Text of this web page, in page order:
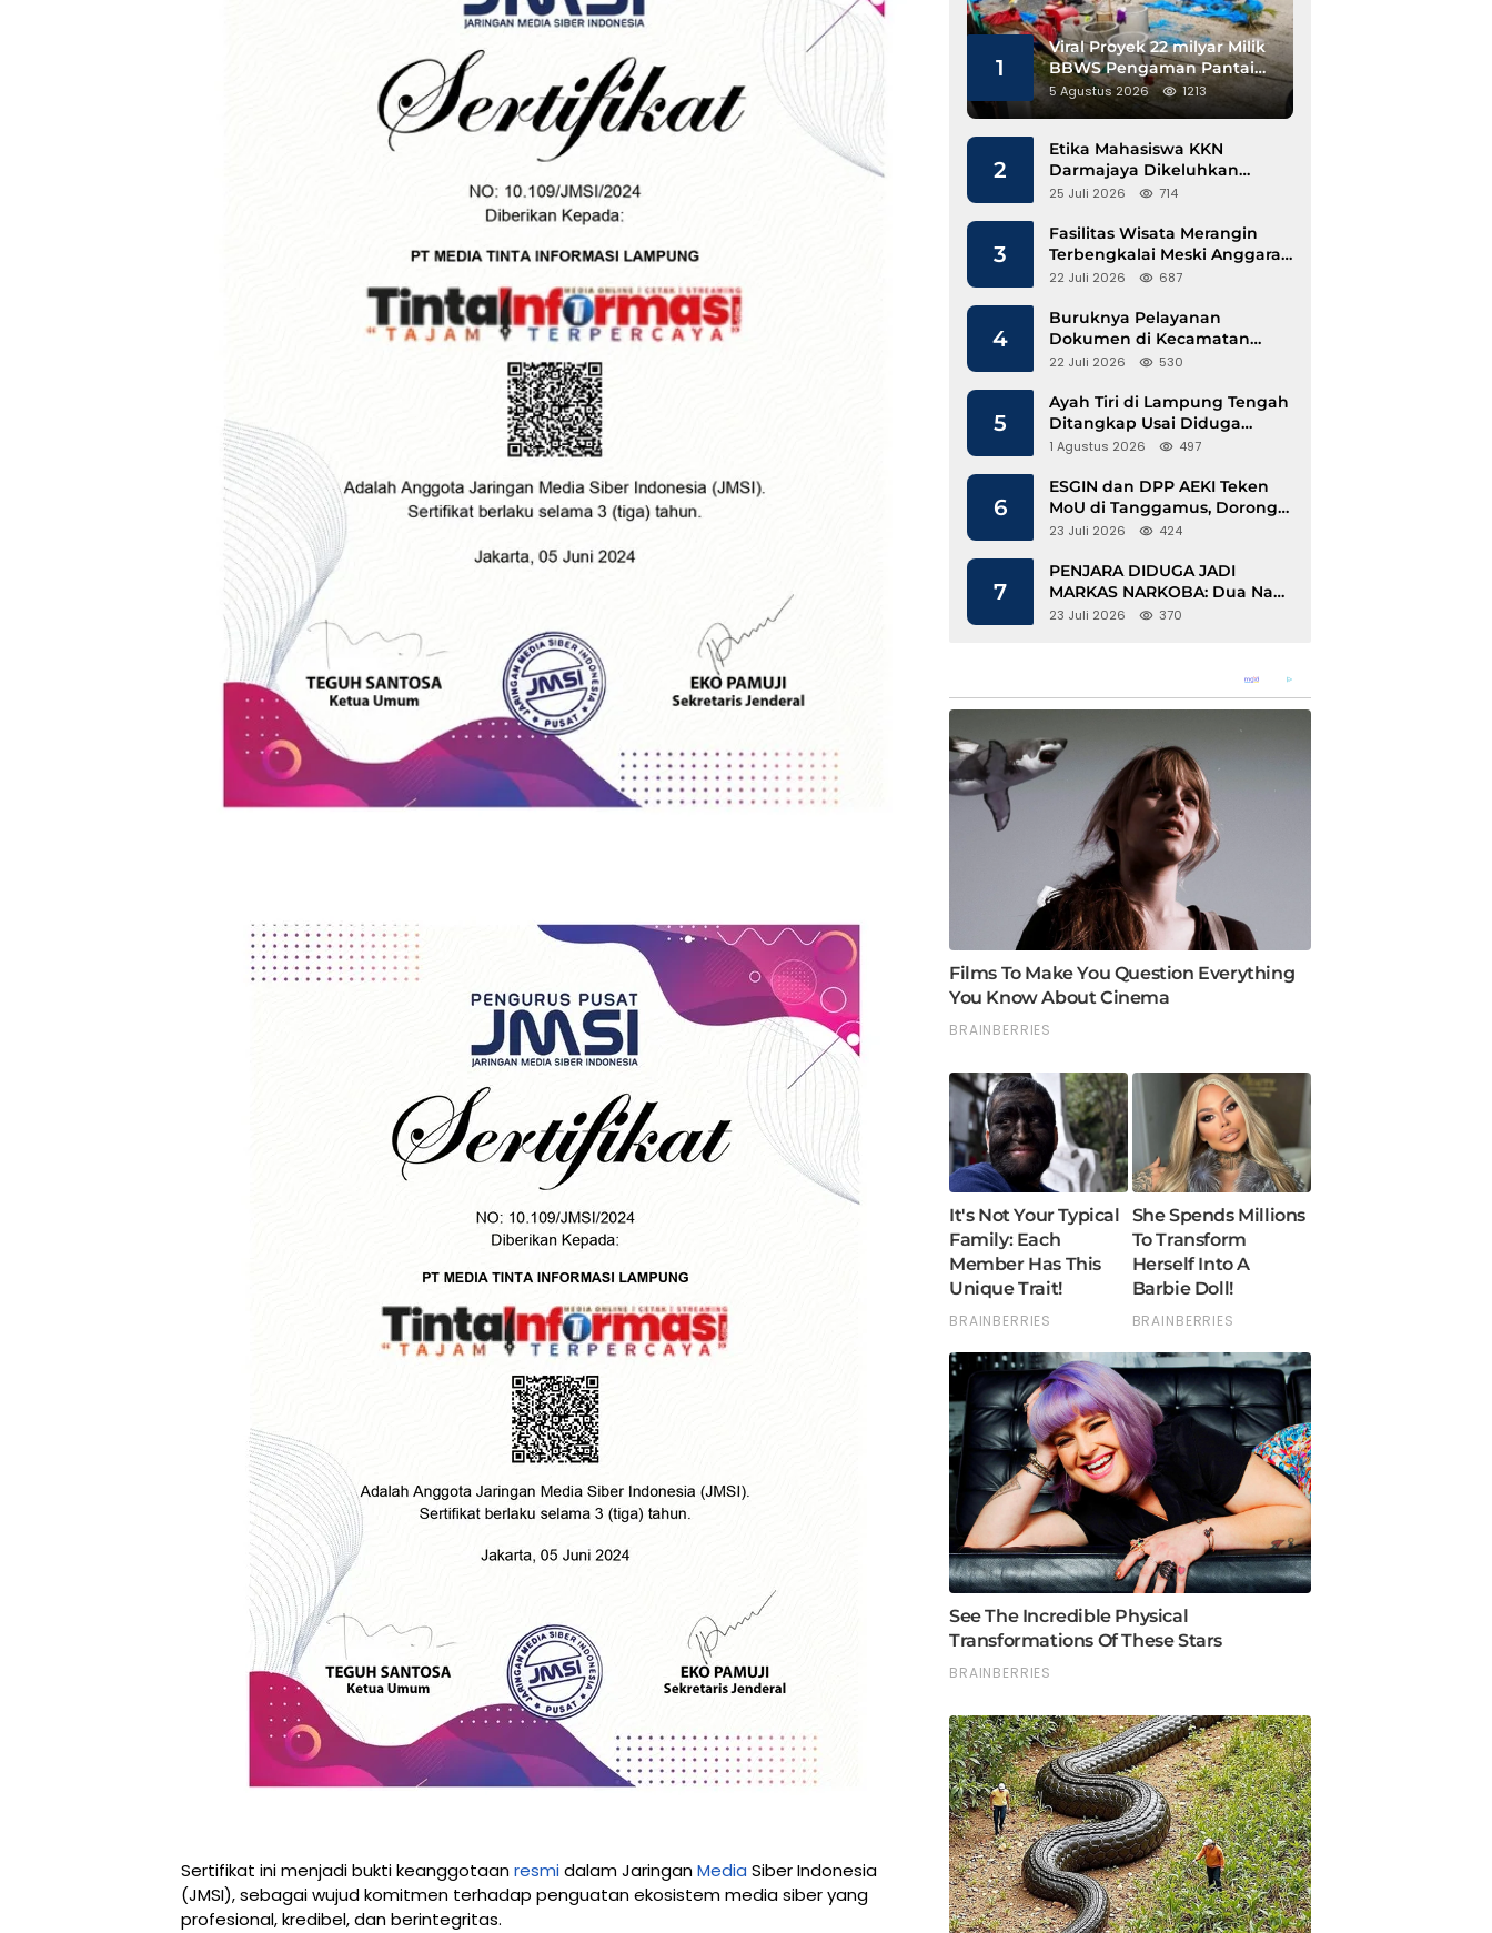
Sertifikat ini menjadi bukti keanggotaanresmidalam JaringanMedia Siber Indonesia
(JMSI), sebagai wujud komitmen terhadap penguatan ekosistem media siber yang
profesional, kredibel, dan berintegritas.
1
Viral Proyek 22 milyar Milik
BBWS Pengaman Pantai
Pesisir Barat Diduga
Gunakan Besi Banci
5 Agustus 2026 1213
2
Etika Mahasiswa KKN
Darmajaya Dikeluhkan
Kepala Pekon Sinar Jawa
25 Juli 2026 714
3
Fasilitas Wisata Merangin
Terbengkalai Meski Anggaran
Perawatan Terus Mengalir
22 Juli 2026 687
4
Buruknya Pelayanan
Dokumen di Kecamatan
Pangkalan Susu, Kinerja
22 Juli 2026 530
5
Ayah Tiri di Lampung Tengah
Ditangkap Usai Diduga
Hamili Anak di Bawah Umur
1 Agustus 2026 497
6
ESGIN dan DPP AEKI Teken
MoU di Tanggamus, Dorong
Ekonomi Hijau Berbasis Kopi
23 Juli 2026 424
7
PENJARA DIDUGA JADI
MARKAS NARKOBA: Dua Napi
Rajabasa Bebas Gunakan HP,
23 Juli 2026 370